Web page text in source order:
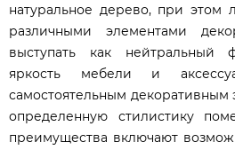
натуральное дерево, при этом
различными элементами
выступать как нейтральный
яркость мебели и
самостоятельным
определенную стилистику
преимущества включают